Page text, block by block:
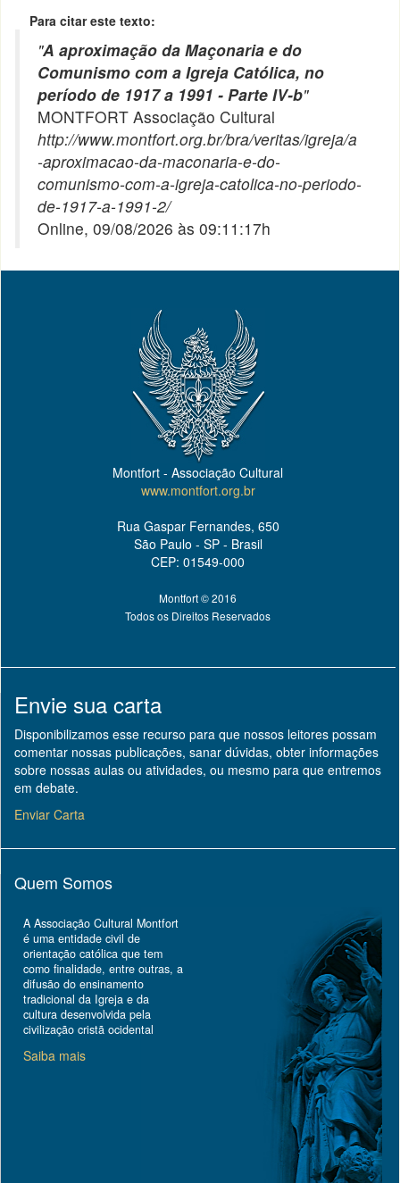
Para citar este texto:
"A aproximação da Maçonaria e do
Comunismo com a Igreja Católica, no
período de 1917 a 1991 - Parte IV-b"
MONTFORT Associação Cultural
http://www.montfort.org.br/bra/veritas/igreja/a
-aproximacao-da-maconaria-e-do-
comunismo-com-a-igreja-catolica-no-periodo-
de-1917-a-1991-2/
Online, 09/08/2026 às 09:11:17h
Montfort - Associação Cultural
www.montfort.org.br
Rua Gaspar Fernandes, 650
São Paulo - SP - Brasil
CEP: 01549-000
Montfort © 2016
Todos os Direitos Reservados
Envie sua carta
Disponibilizamos esse recurso para que nossos leitores possam
comentar nossas publicações, sanar dúvidas, obter informações
sobre nossas aulas ou atividades, ou mesmo para que entremos
em debate.
Enviar Carta
Quem Somos
A Associação Cultural Montfort
é uma entidade civil de
orientação católica que tem
como finalidade, entre outras, a
difusão do ensinamento
tradicional da Igreja e da
cultura desenvolvida pela
civilização cristã ocidental
Saiba mais